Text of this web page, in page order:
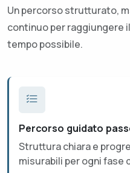
Un percorso strutturato,
continuo per raggiungere
tempo possibile.
Percorso guidato
Struttura chiara e
misurabili per ogni fase